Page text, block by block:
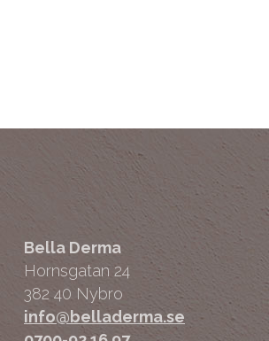
Bella Derma
Hornsgatan 24
382 40 Nybro
info@belladerma.se